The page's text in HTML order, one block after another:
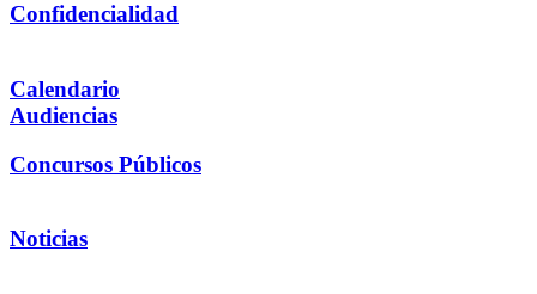
Confidencialidad
Calendario
Audiencias
Concursos Públicos
Noticias